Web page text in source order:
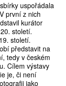
uspořádala
první z nich
kurátor
století.
století.
představit na
tedy v českém
Cílem výstavy
je, či není
jako